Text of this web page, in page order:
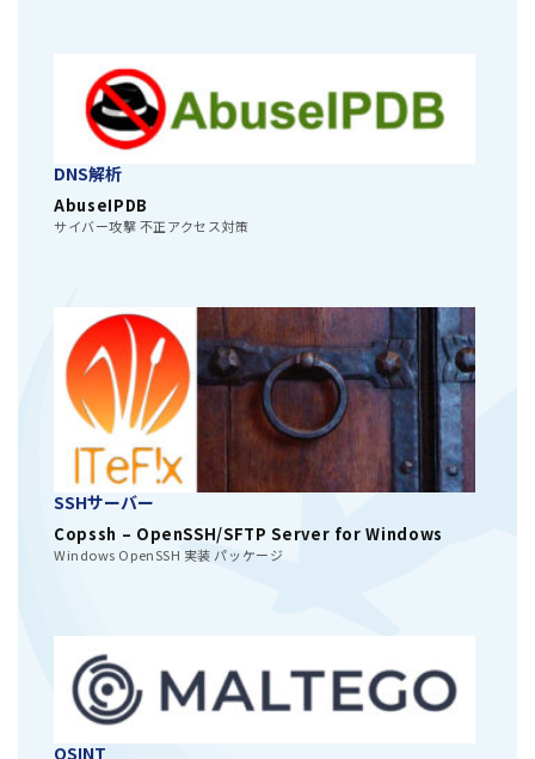
DNS解析
AbuseIPDB
サイバー攻撃 不正アクセス対策
SSHサーバー
Copssh – OpenSSH/SFTP Server for Windows
Windows OpenSSH 実装 パッケージ
OSINT